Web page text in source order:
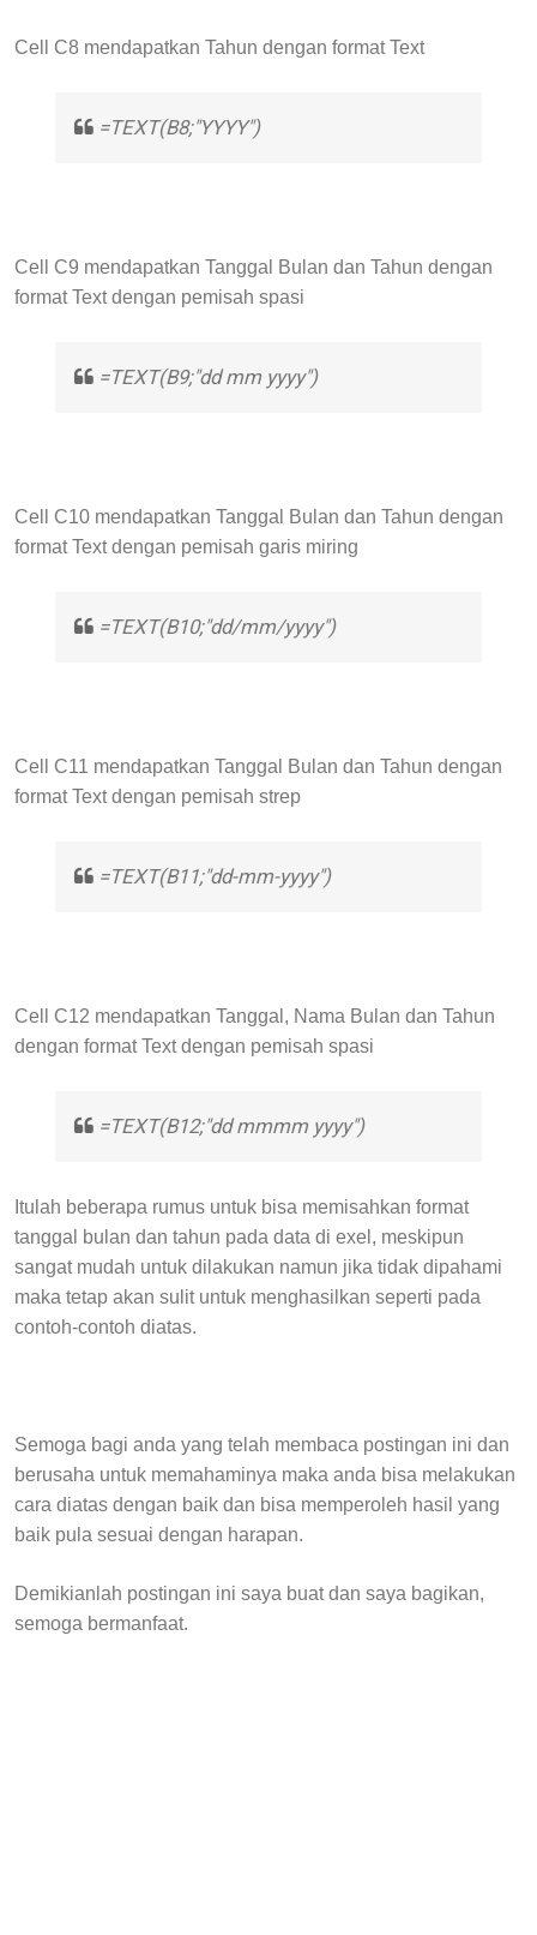
Cell C8 mendapatkan Tahun dengan format Text
=TEXT(B8;"YYYY")
Cell C9 mendapatkan Tanggal Bulan dan Tahun dengan
format Text dengan pemisah spasi
=TEXT(B9;"dd mm yyyy")
Cell C10 mendapatkan Tanggal Bulan dan Tahun dengan
format Text dengan pemisah garis miring
=TEXT(B10;"dd/mm/yyyy")
Cell C11 mendapatkan Tanggal Bulan dan Tahun dengan
format Text dengan pemisah strep
=TEXT(B11;"dd-mm-yyyy")
Cell C12 mendapatkan Tanggal, Nama Bulan dan Tahun
dengan format Text dengan pemisah spasi
=TEXT(B12;"dd mmmm yyyy")
Itulah beberapa rumus untuk bisa memisahkan format
tanggal bulan dan tahun pada data di exel, meskipun
sangat mudah untuk dilakukan namun jika tidak dipahami
maka tetap akan sulit untuk menghasilkan seperti pada
contoh-contoh diatas.
Semoga bagi anda yang telah membaca postingan ini dan
berusaha untuk memahaminya maka anda bisa melakukan
cara diatas dengan baik dan bisa memperoleh hasil yang
baik pula sesuai dengan harapan.
Demikianlah postingan ini saya buat dan saya bagikan,
semoga bermanfaat.